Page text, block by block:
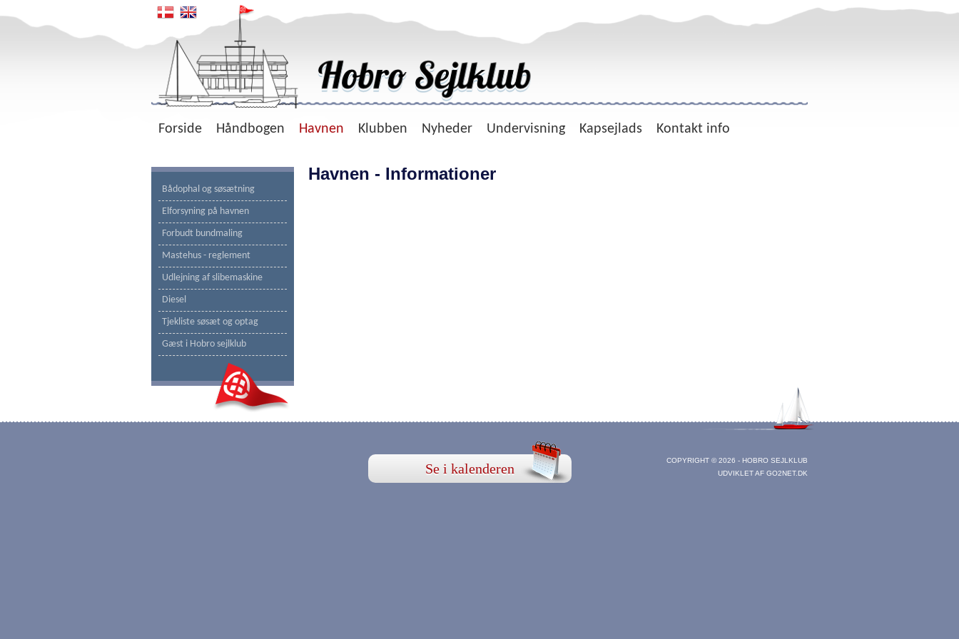
Forside Håndbogen Havnen Klubben Nyheder Undervisning Kapsejlads Kontakt info
Bådophal og søsætning
Elforsyning på havnen
Forbudt bundmaling
Mastehus - reglement
Udlejning af slibemaskine
Diesel
Tjekliste søsæt og optag
Gæst i Hobro sejlklub
Havnen - Informationer
Se i kalenderen
COPYRIGHT © 2026 - HOBRO SEJLKLUB
UDVIKLET AF GO2NET.DK